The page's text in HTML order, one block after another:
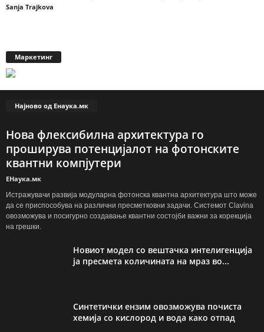
Sanja Trajkova
Маркетинг
Најново од Енаука.мк
Нова флексибилна архитектура го
проширува потенцијалот на фотонските
квантни компјутери
ЕНаука.мк
Истражувачи развија модуларна фотонска квантна архитектура што може
да се приспособува на различни пресметковни задачи. Системот Clavina
овозможува и посигурно создавање квантни состојби важни за корекција
на грешки.
Новиот модел со вештачка интелигенција
ја пресмета количината на мраз во...
Синтетички ензим овозможува почиста
хемија со кислород и вода како отпад